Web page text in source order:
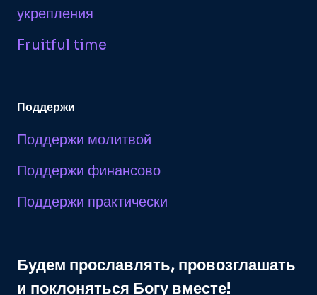
укрепления
Fruitful time
Поддержи
Поддержи молитвой
Поддержи финансово
Поддержи практически
Будем прославлять, провозглашать
и поклоняться Богу вместе!